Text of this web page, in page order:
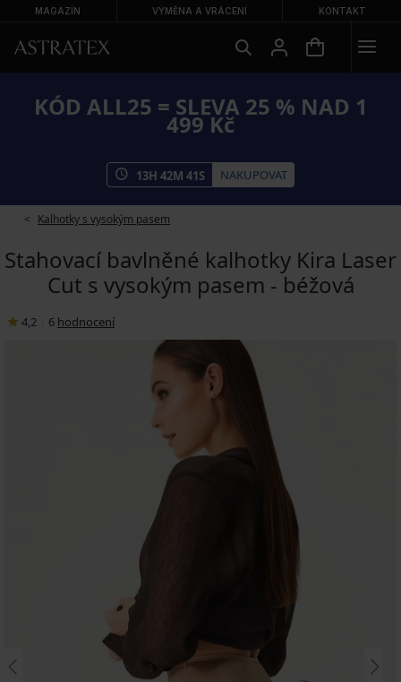
MAGAZÍN VÝMĚNA A VRÁCENÍ KONTAKT
KÓD ALL25 = SLEVA 25 % NAD 1
499 Kč
13H 42M 40S NAKUPOVAT
Kalhotky s vysokým pasem
Stahovací bavlněné kalhotky Kira Laser
Cut s vysokým pasem - béžová
4,2 6 hodnocení